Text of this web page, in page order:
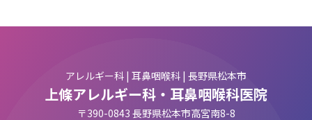
アレルギー科 | 耳鼻咽喉科 | 長野県松本市
上條アレルギー科・耳鼻咽喉科医院
〒390-0843 長野県松本市高宮南8-8